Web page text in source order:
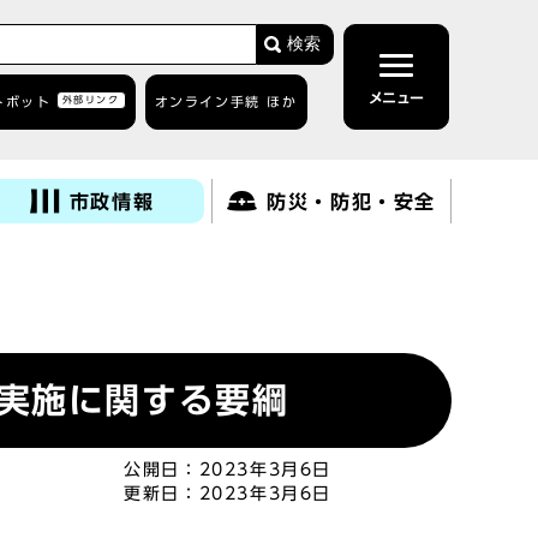
検索
ボット 外部リンク オンライン手続 ほか メニュー
市政情報 防災・防犯・安全
施に関する要綱
公開日：
2023年3月6日
更新日：
2023年3月6日